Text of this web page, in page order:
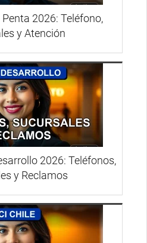
2026: Teléfono,
y Atención
2026: Teléfonos,
y Reclamos